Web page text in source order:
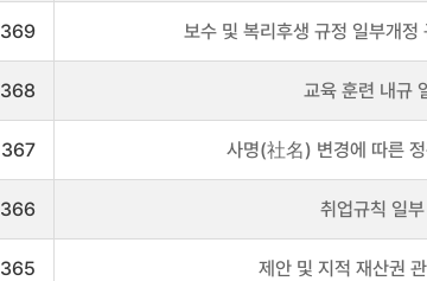
369 보수 및 복리후생 규정 일부개
368 교육 훈련 내규
367 사명(社名) 변경에 따른
366 취업규칙 일
365 제안 및 지적 재산권